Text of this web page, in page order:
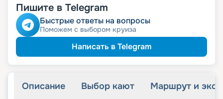
Пишите в Telegram
Быстрые ответы на вопросы
Поможем с выбором круиза
Написать в Telegram
Описание Выбор кают Маршрут и